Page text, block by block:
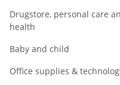
Drugstore, personal care
health
Baby and child
Office supplies &